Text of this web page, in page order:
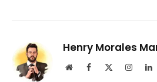
Henry Morales
WebsiteFacebook